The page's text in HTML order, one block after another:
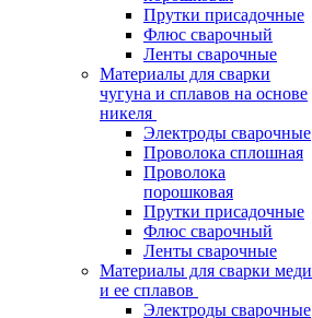
Прутки присадочные
Флюс сварочный
Ленты сварочные
Материалы для сварки
чугуна и сплавов на основе
никеля
Электроды сварочные
Проволока сплошная
Проволока
порошковая
Прутки присадочные
Флюс сварочный
Ленты сварочные
Материалы для сварки меди
и ее сплавов
Электроды сварочные